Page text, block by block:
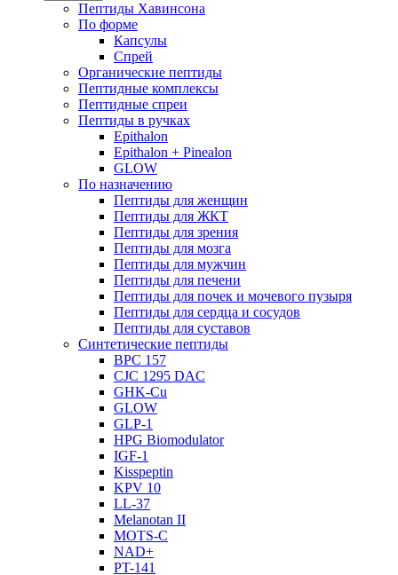
Пептиды Хавинсона
По форме
Капсулы
Спрей
Органические пептиды
Пептидные комплексы
Пептидные спреи
Пептиды в ручках
Epithalon
Epithalon + Pinealon
GLOW
По назначению
Пептиды для женщин
Пептиды для ЖКТ
Пептиды для зрения
Пептиды для мозга
Пептиды для мужчин
Пептиды для печени
Пептиды для почек и мочевого пузыря
Пептиды для сердца и сосудов
Пептиды для суставов
Синтетические пептиды
BPC 157
CJC 1295 DAC
GHK-Cu
GLOW
GLP-1
HPG Biomodulator
IGF-1
Kisspeptin
KPV 10
LL-37
Melanotan II
MOTS-C
NAD+
PT-141